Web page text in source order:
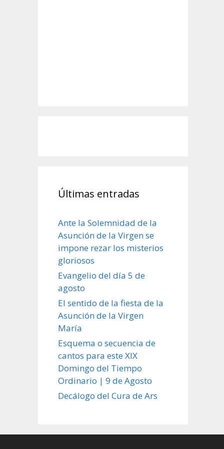
Últimas entradas
Ante la Solemnidad de la
Asunción de la Virgen se
impone rezar los misterios
gloriosos
Evangelio del día 5 de
agosto
El sentido de la fiesta de la
Asunción de la Virgen
María
Esquema o secuencia de
cantos para este XIX
Domingo del Tiempo
Ordinario | 9 de Agosto
Decálogo del Cura de Ars